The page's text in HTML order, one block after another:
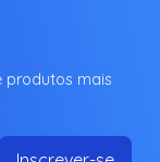
produtos mais